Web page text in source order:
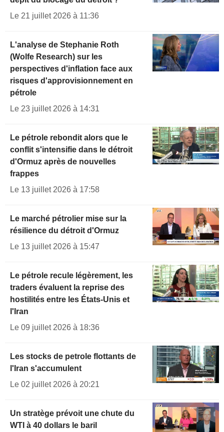
Le 21 juillet 2026 à 11:36
L'analyse de Stephanie Roth
(Wolfe Research) sur les
perspectives d'inflation face aux
risques d'approvisionnement en
pétrole
Le 23 juillet 2026 à 14:31
Le pétrole rebondit alors que le
conflit s'intensifie dans le détroit
d'Ormuz après de nouvelles
frappes
Le 13 juillet 2026 à 17:58
Le marché pétrolier mise sur la
résilience du détroit d'Ormuz
Le 13 juillet 2026 à 15:47
Le pétrole recule légèrement, les
traders évaluent la reprise des
hostilités entre les États-Unis et
l'Iran
Le 09 juillet 2026 à 18:36
Les stocks de petrole flottants de
l'Iran s'accumulent
Le 02 juillet 2026 à 20:21
Un stratège prévoit une chute du
WTI à 40 dollars le baril